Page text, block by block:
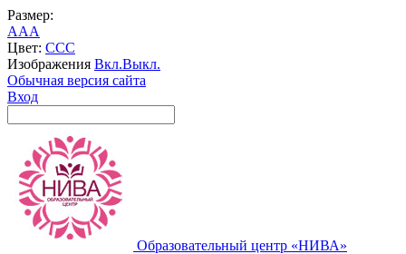
Размер:
AAA
Цвет: CCC
Изображения Вкл.Выкл.
Обычная версия сайта
Вход
Образовательный центр «НИВА»